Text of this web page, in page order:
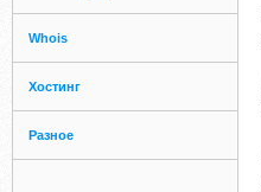
Whois
Хостинг
Разное